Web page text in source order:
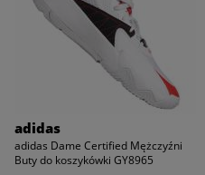
adidas
adidas Dame Certified Mężczyźni
Buty do koszykówki GY8965